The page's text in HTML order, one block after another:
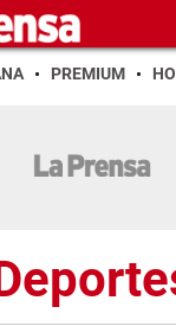
PREMIUM